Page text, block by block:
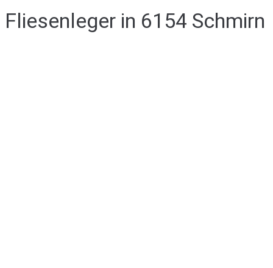
Fliesenleger in 6154 Schmirn